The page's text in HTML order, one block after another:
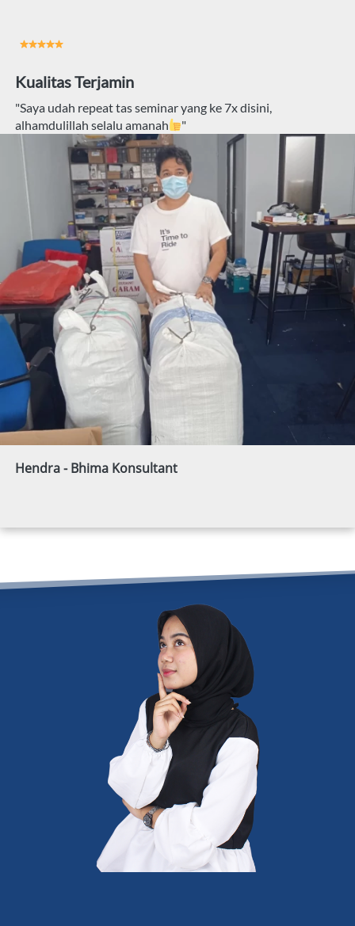
Kualitas Terjamin
"Saya udah repeat tas seminar yang ke 7x disini,
alhamdulillah selalu amanah
"
Hendra - Bhima Konsultant